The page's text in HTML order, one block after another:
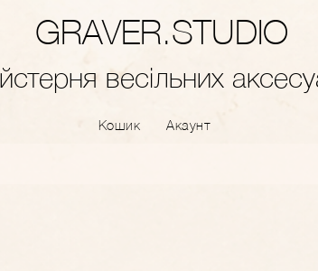
GRAVER.STUDIO
весільних
Кошик Акаунт